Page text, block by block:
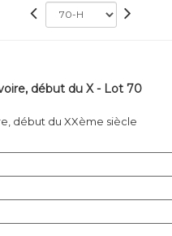
début du X - Lot 70
début du XXème siècle